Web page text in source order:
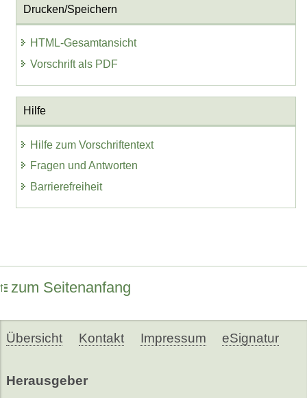
Drucken/Speichern
HTML-Gesamtansicht
Vorschrift als PDF
Hilfe
Hilfe zum Vorschriftentext
Fragen und Antworten
Barrierefreiheit
zum Seitenanfang
Übersicht Kontakt Impressum eSignatur
Herausgeber